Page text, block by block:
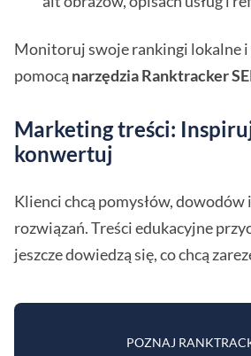
Monitoruj swoje rankingi lokalne i
pomocą narzędzia Ranktracker
Marketing treści:
konwertuj
Klienci chcą pomysłów, dowodów
rozwiązań. Treści edukacyjne
jeszcze dowiedzą się, co chcą
POZNAJ